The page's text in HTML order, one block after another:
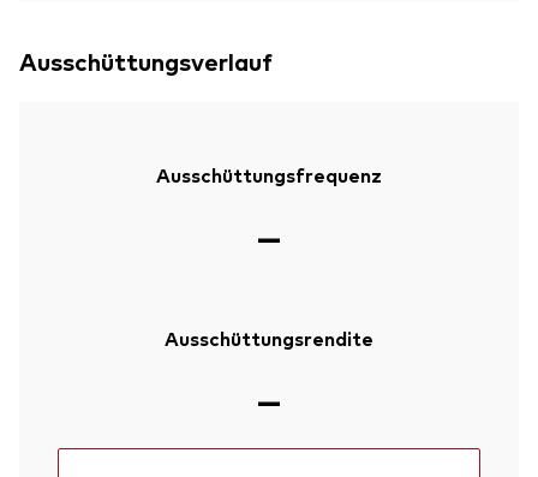
Ausschüttungsverlauf
Ausschüttungsfrequenz
—
Ausschüttungsrendite
—